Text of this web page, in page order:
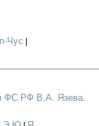
Чус
ФС РФ В.А. Язева.